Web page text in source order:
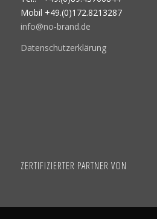
Mobil +49.(0)172.8213287
info@no-brand.de
Datenschutzerklärung
ZERTIFIZIERTER PARTNER VON